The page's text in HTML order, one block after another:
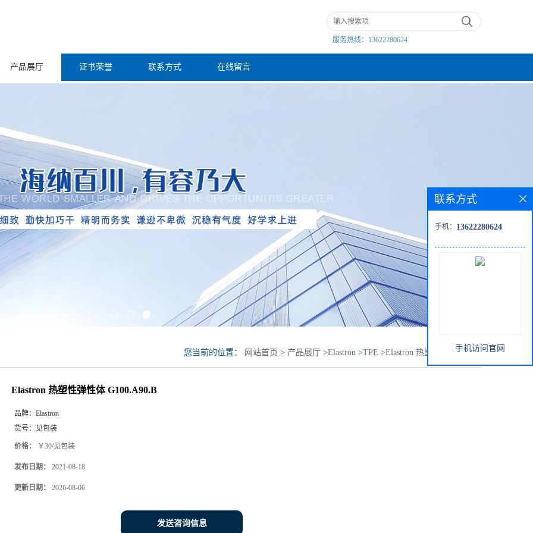
服务热线： 13622280624
产品展厅 证书荣誉 联系方式 在线留言
您当前的位置： 网站首页 > 产品展厅 >Elastron >TPE >Elastron 热塑性弹性体
Elastron 热塑性弹性体 G100.A90.B
品牌： Elastron
货号：
见包装
价格： ￥30/见包装
发布日期： 2021-08-18
更新日期： 2026-08-06
发送咨询信息
联系方式
手机： 13622280624
手机访问官网